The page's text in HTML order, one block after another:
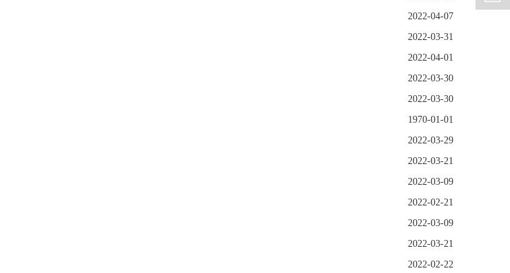
2022-04-07
2022-03-31
2022-04-01
2022-03-30
2022-03-30
1970-01-01
2022-03-29
2022-03-21
2022-03-09
2022-02-21
2022-03-09
2022-03-21
2022-02-22